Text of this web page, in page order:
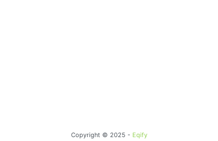
Copyright © 2025 - Eqify